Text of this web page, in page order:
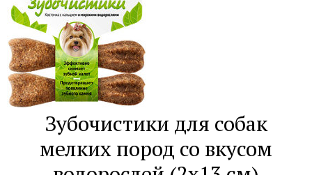
Зубочистики для собак
мелких пород со вкусом